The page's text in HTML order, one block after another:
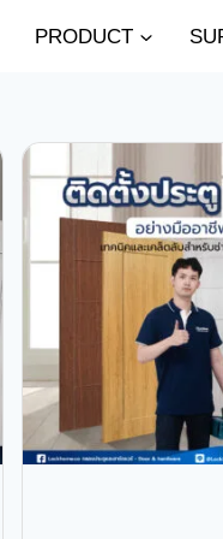
PRODUCT